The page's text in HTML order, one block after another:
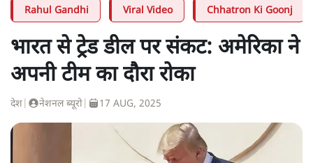
Rahul Gandhi Viral Video Chhatron Ki Goonj
भारत से ट्रेड डील पर संकट: अमेरिका ने
अपनी टीम का दौरा रोका
देश नेशनल ब्यूरो 17 AUG, 2025